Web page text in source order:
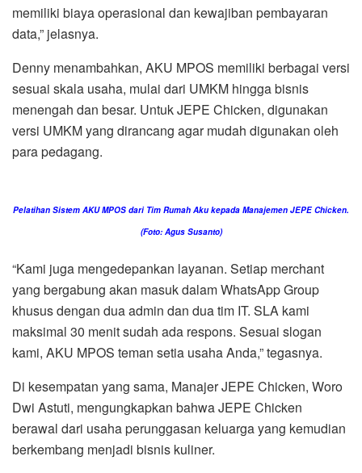
memiliki biaya operasional dan kewajiban pembayaran
data,” jelasnya.
Denny menambahkan, AKU MPOS memiliki berbagai versi
sesuai skala usaha, mulai dari UMKM hingga bisnis
menengah dan besar. Untuk JEPE Chicken, digunakan
versi UMKM yang dirancang agar mudah digunakan oleh
para pedagang.
Pelatihan Sistem AKU MPOS dari Tim Rumah Aku kepada Manajemen JEPE Chicken.
(Foto: Agus Susanto)
“Kami juga mengedepankan layanan. Setiap merchant
yang bergabung akan masuk dalam WhatsApp Group
khusus dengan dua admin dan dua tim IT. SLA kami
maksimal 30 menit sudah ada respons. Sesuai slogan
kami, AKU MPOS teman setia usaha Anda,” tegasnya.
Di kesempatan yang sama, Manajer JEPE Chicken, Woro
Dwi Astuti, mengungkapkan bahwa JEPE Chicken
berawal dari usaha perunggasan keluarga yang kemudian
berkembang menjadi bisnis kuliner.